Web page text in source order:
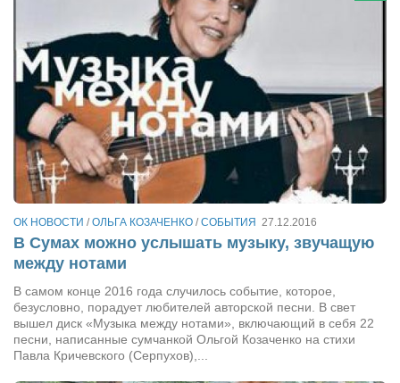
Вера Паненко
Семён Салатенко
Сергей Шепилов
Актёры
Валентин Бурый
Артём Мяус
Александра Сокол
Владимир Айзенберг
Игорь Добровольский
Ольга Козаченко
Оксана Скоробагатская
Александра Скорук
ОК НОВОСТИ /ОЛЬГА КОЗАЧЕНКО /СОБЫТИЯ 27.12.2016
В Сумах можно услышать музыку, звучащую
между нотами
В самом конце 2016 года случилось событие, которое,
безусловно, порадует любителей авторской песни. В свет
вышел диск «Музыка между нотами», включающий в себя 22
песни, написанные сумчанкой Ольгой Козаченко на стихи
Павла Кричевского (Серпухов),...